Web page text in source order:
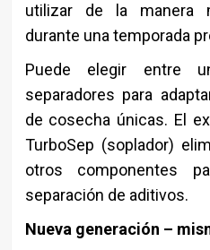
utilizar de la manera
durante una temporada
Puede elegir entre
separadores para
de cosecha únicas. El
TurboSep (soplador)
otros componentes
separación de aditivos.
Nueva generación –